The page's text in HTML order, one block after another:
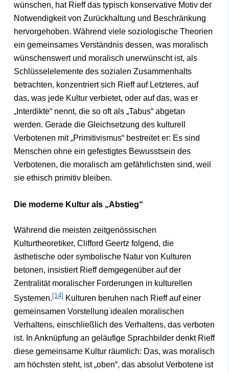
wünschen, hat Rieff das typisch konservative Motiv der
Notwendigkeit von Zurückhaltung und Beschränkung
hervorgehoben. Während viele soziologische Theorien
ein gemeinsames Verständnis dessen, was moralisch
wünschenswert und moralisch unerwünscht ist, als
Schlüsselelemente des sozialen Zusammenhalts
betrachten, konzentriert sich Rieff auf Letzteres, auf
das, was jede Kultur verbietet, oder auf das, was er
„Interdikte“ nennt, die so oft als „Tabus“ abgetan
werden. Gerade die Gleichsetzung des kulturell
Verbotenen mit „Primitivismus“ bestreitet er: Es sind
Menschen ohne ein gefestigtes Bewusstsein des
Verbotenen, die moralisch am gefährlichsten sind, weil
sie ethisch primitiv bleiben.
Die moderne Kultur als „Abstieg“
Während die meisten zeitgenössischen
Kulturtheoretiker, Clifford Geertz folgend, die
ästhetische oder symbolische Natur von Kulturen
betonen, insistiert Rieff demgegenüber auf der
Zentralität moralischer Forderungen in kulturellen
Systemen. [14] Kulturen beruhen nach Rieff auf einer
gemeinsamen Vorstellung idealen moralischen
Verhaltens, einschließlich des Verhaltens, das verboten
ist. In Anknüpfung an geläufige Sprachbilder denkt Rieff
diese gemeinsame Kultur räumlich: Das, was moralisch
am höchsten steht, ist „oben“, das absolut Verbotene ist